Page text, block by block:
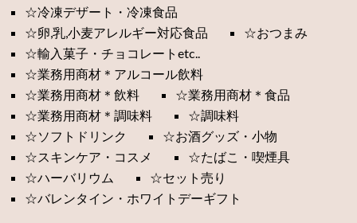
☆冷凍デザート・冷凍食品
☆卵,乳,小麦アレルギー対応食品
☆おつまみ
☆輸入菓子・チョコレートetc..
☆業務用商材＊アルコール飲料
☆業務用商材＊飲料
☆業務用商材＊食品
☆業務用商材＊調味料
☆調味料
☆ソフトドリンク
☆お酒グッズ・小物
☆スキンケア・コスメ
☆たばこ・喫煙具
☆ハーバリウム
☆セット売り
☆バレンタイン・ホワイトデーギフト